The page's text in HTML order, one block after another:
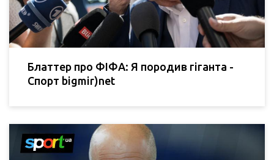
Блаттер про ФІФА: Я породив гіганта -
Спорт bigmir)net